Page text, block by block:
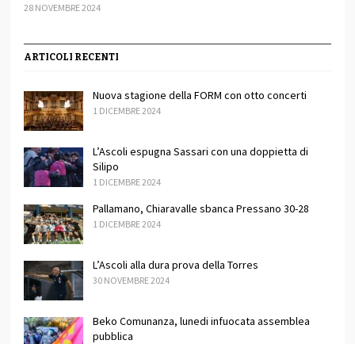
28 NOVEMBRE 2024
ARTICOLI RECENTI
Nuova stagione della FORM con otto concerti
1 DICEMBRE 2024
L’Ascoli espugna Sassari con una doppietta di
Silipo
1 DICEMBRE 2024
Pallamano, Chiaravalle sbanca Pressano 30-28
1 DICEMBRE 2024
L’Ascoli alla dura prova della Torres
30 NOVEMBRE 2024
Beko Comunanza, lunedi infuocata assemblea
pubblica